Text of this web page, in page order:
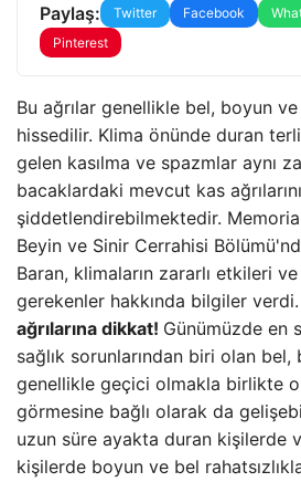
Paylaş: Twitter Facebook
Pinterest
Bu ağrılar genellikle bel, boyun
hissedilir. Klima önünde duran
gelen kasılma ve spazmlar aynı
bacaklardaki mevcut kas
şiddetlendirebilmektedir.
Beyin ve Sinir Cerrahisi
Baran, klimaların zararlı etkileri
gerekenler hakkında bilgiler verdi.
ağrılarına dikkat! Günümüzde en
sağlık sorunlarından biri olan bel,
genellikle geçici olmakla birlikte
görmesine bağlı olarak da
uzun süre ayakta duran kişilerde
kişilerde boyun ve bel